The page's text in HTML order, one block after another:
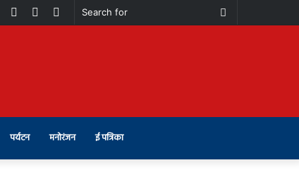
Search
Switch
Telegram
Instagram
Youtube
पर्यटन मनोरंजन ई पत्रिका